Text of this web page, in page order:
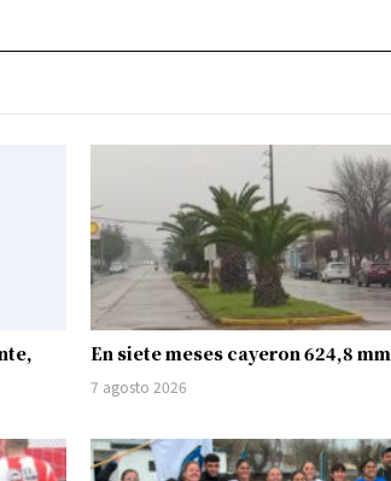
En siete meses cayeron 624,8 mm
7 agosto 2026